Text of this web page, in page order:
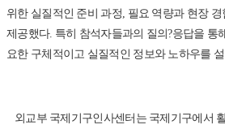
위한 실질적인 준비 과정, 필요 역량과 현장
제공했다. 특히 참석자들과의 질의?응답을 통
요한 구체적이고 실질적인 정보와 노하우를
외교부 국제기구인사센터는 국제기구에서